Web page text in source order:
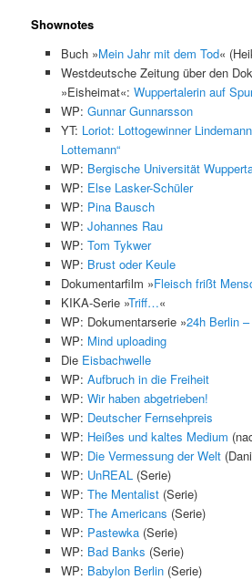
Shownotes
Buch »Mein Jahr mit dem Tod«
Westdeutsche Zeitung über den
»Eisheimat«: Wuppertalerin auf
WP: Gunnar Gunnarsson
YT: Loriot: Lottogewinner
Lottemann“
WP: Bergische Universität
WP: Else Lasker-Schüler
WP: Pina Bausch
WP: Johannes Rau
WP: Tom Tykwer
WP: Brust oder Keule
Dokumentarfilm »Fleisch frißt
KIKA-Serie »Triff…«
WP: Dokumentarserie »24h Berlin
WP: Mind uploading
Die Eisbachwelle
WP: Aufbruch in die Freiheit
WP: Wir haben abgetrieben!
WP: Deutscher Fernsehpreis
WP: Heißes und kaltes Medium
WP: Die Vermessung der Welt
WP: UnREAL (Serie)
WP: The Mentalist(Serie)
WP: The Americans (Serie)
WP: Pastewka(Serie)
WP: Bad Banks (Serie)
WP: Babylon Berlin(Serie)